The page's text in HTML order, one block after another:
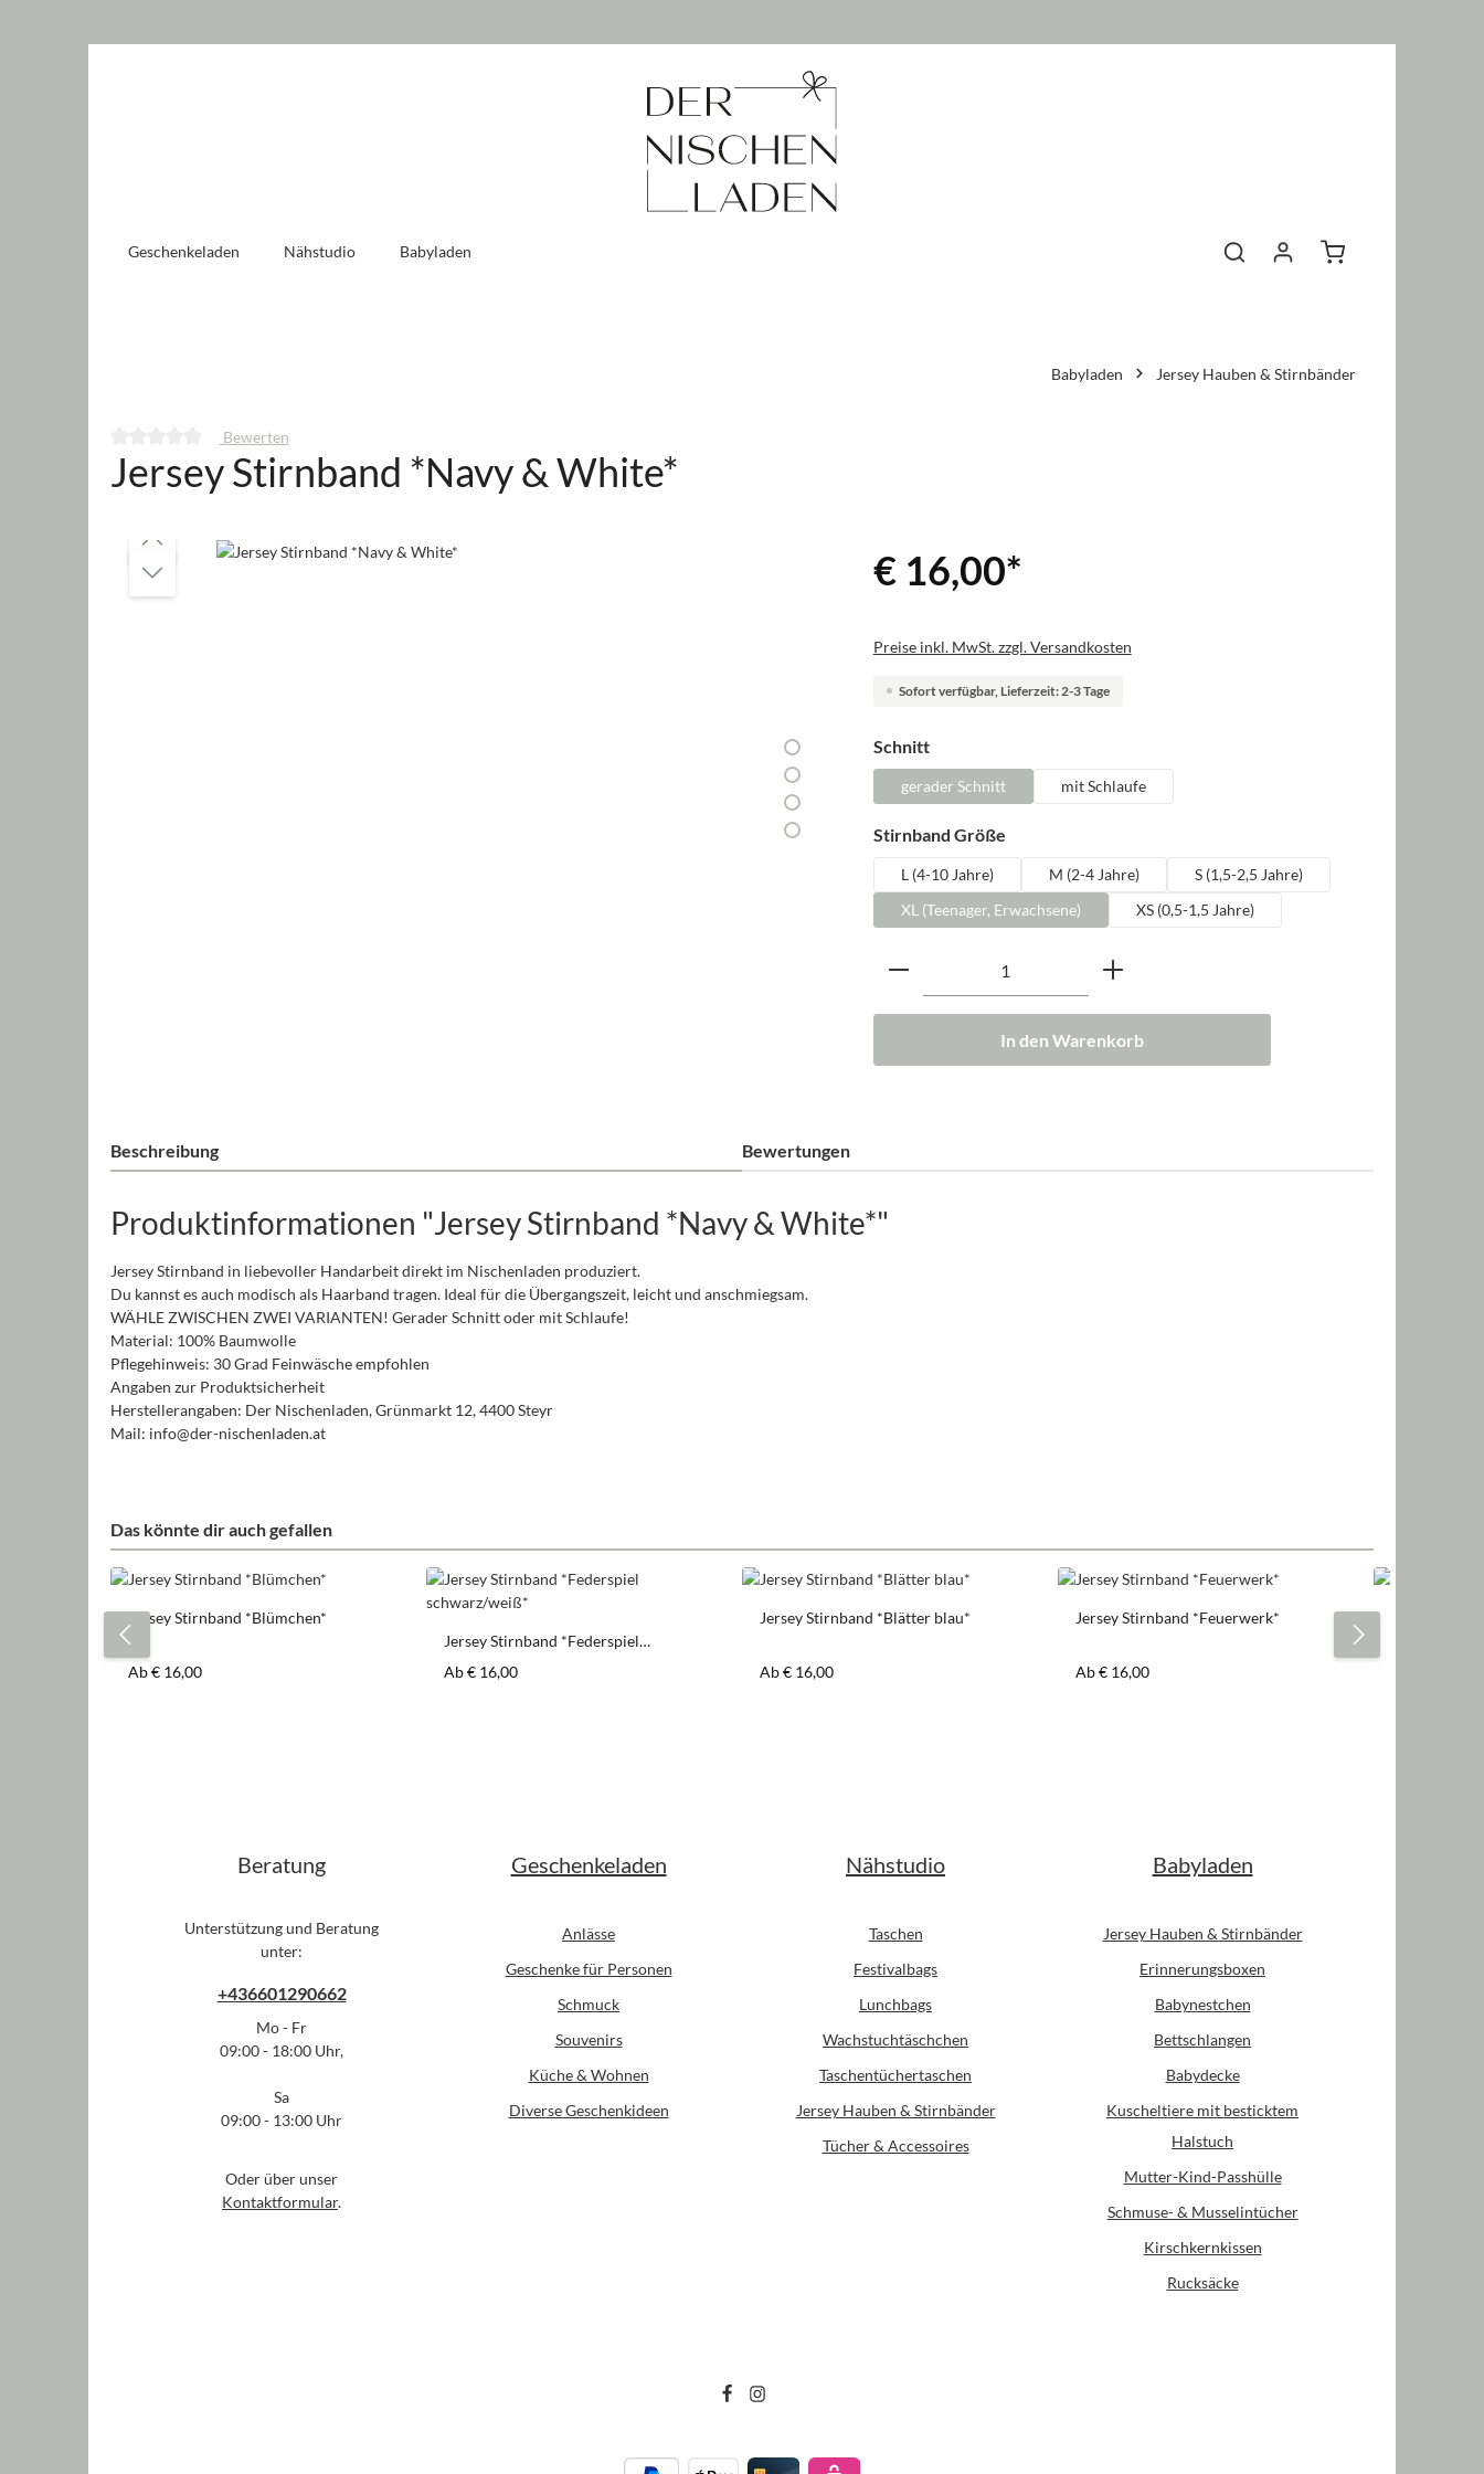
Geschenkeladen Nähstudio Babyladen
Warenkorb enthält 0
Babyladen Jersey Hauben & Stirnbänder
Durchschnittliche Bewertung von 0 von 5 Sternen
Bewerten
Jersey Stirnband *Navy & White*
Bildergalerie überspringen € 16,00*
Preise inkl. MwSt. zzgl. Versandkosten
Sofort verfügbar, Lieferzeit: 2-3 Tage
Schnittauswählen
gerader Schnitt mit Schlaufe
Stirnband Größeauswählen
L (4-10 Jahre) M (2-4 Jahre)
S (1,5-2,5 Jahre)
XL (Teenager, Erwachsene)
XS (0,5-1,5 Jahre)
Produkt Anzahl: Gib den gewünschten Wert ein
In den Warenkorb
Beschreibung Bewertungen
Produktinformationen "Jersey Stirnband *Navy & White*"
Jersey Stirnband in liebevoller Handarbeit direkt im Nischenladen produziert.
Du kannst es auch modisch als Haarband tragen. Ideal für die Übergangszeit, leicht und anschmiegsam.
WÄHLE ZWISCHEN ZWEI VARIANTEN! Gerader Schnitt oder mit Schlaufe!
Material: 100% Baumwolle
Pflegehinweis: 30 Grad Feinwäsche empfohlen
Angaben zur Produktsicherheit
Herstellerangaben: Der Nischenladen, Grünmarkt 12, 4400 Steyr
Mail: info@der-nischenladen.at
Das könnte dir auch gefallen
Produktgalerie überspringen
Jersey Stirnband *Blümchen*
Regulärer Preis:
Ab€ 16,00
Jersey Stirnband *Federspiel
Regulärer Preis:
Ab€ 16,00
Jersey Stirnband *Blätter blau*
Regulärer Preis:
Ab€ 16,00
Jersey Stirnband *Feuerwerk*
Regulärer Preis:
Ab€ 16,00
Beratung
Unterstützung und Beratung
unter:
+436601290662
Mo - Fr
09:00 - 18:00 Uhr,
Sa
09:00 - 13:00 Uhr
Oder über unser
Kontaktformular.
Geschenkeladen
Anlässe
Geschenke für Personen
Schmuck
Souvenirs
Küche & Wohnen
Diverse Geschenkideen
Nähstudio
Taschen
Festivalbags
Lunchbags
Wachstuchtäschchen
Taschentüchertaschen
Jersey Hauben & Stirnbänder
Tücher & Accessoires
Babyladen
Jersey Hauben & Stirnbänder
Erinnerungsboxen
Babynestchen
Bettschlangen
Babydecke
Kuscheltiere mit besticktem
Halstuch
Mutter-Kind-Passhülle
Schmuse- & Musselintücher
Kirschkernkissen
Rucksäcke